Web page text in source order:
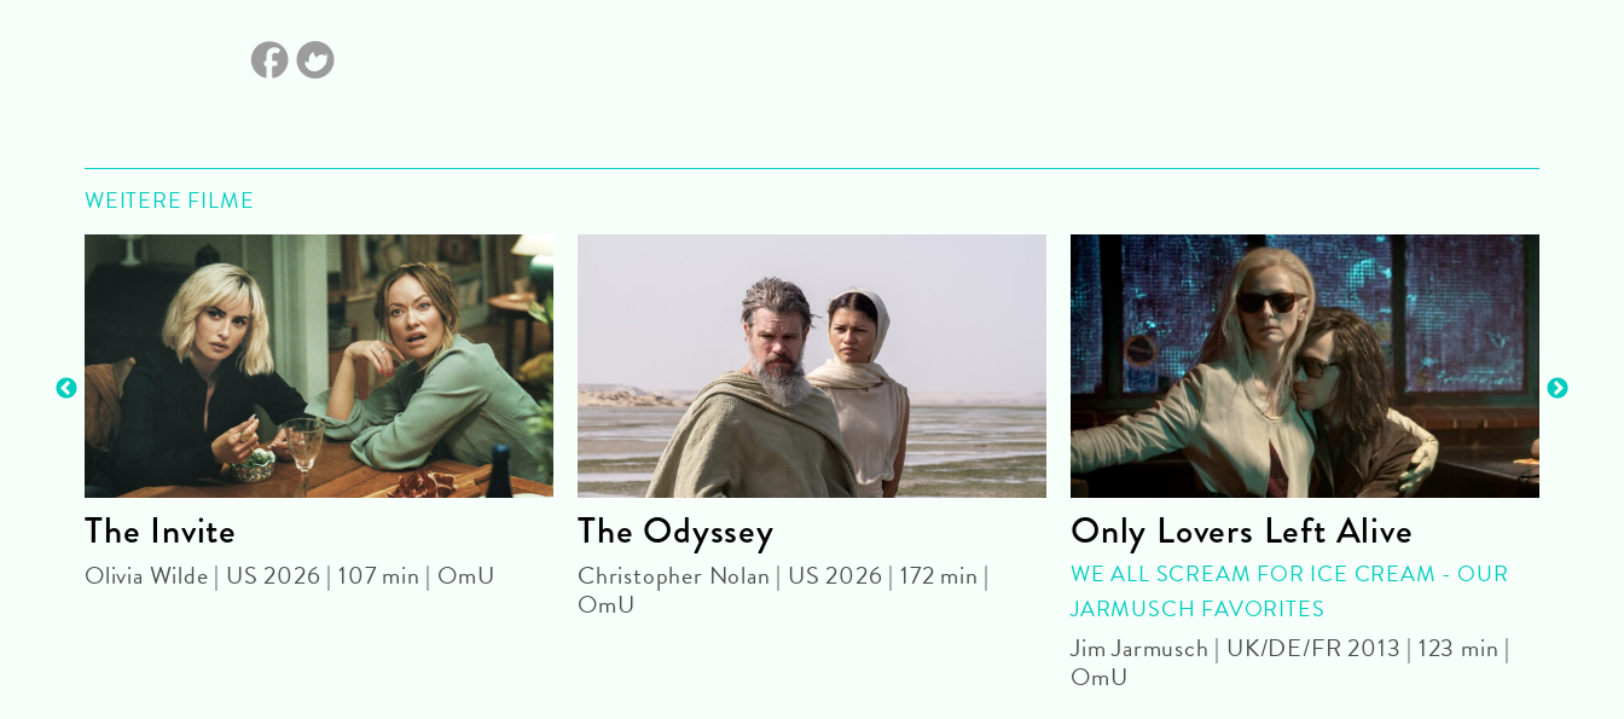
WEITERE FILME
The Invite
Olivia Wilde | US 2026 | 107 min | OmU
The Odyssey
Christopher Nolan | US 2026 | 172 min |
OmU
Only Lovers Left Alive
WE ALL SCREAM FOR ICE CREAM - OUR
JARMUSCH FAVORITES
Jim Jarmusch | UK/DE/FR 2013 | 123 min |
OmU